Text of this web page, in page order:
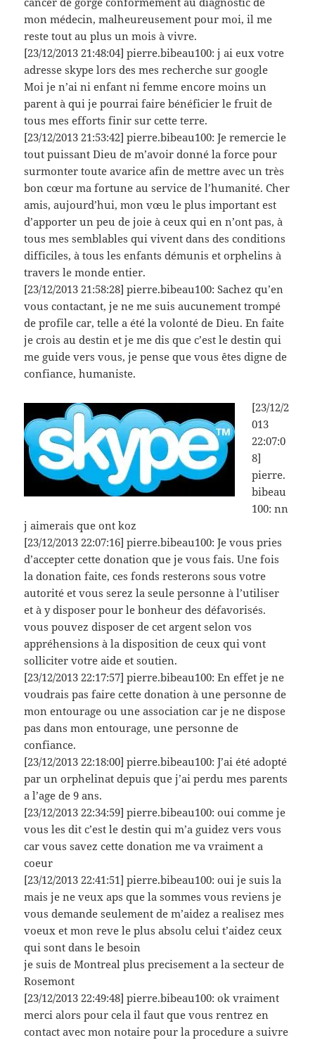
mon médecin, malheureusement pour moi, il me
reste tout au plus un mois à vivre.
[23/12/2013 21:48:04] pierre.bibeau100: j ai eux votre
adresse skype lors des mes recherche sur google
Moi je n’ai ni enfant ni femme encore moins un
parent à qui je pourrai faire bénéficier le fruit de
tous mes efforts finir sur cette terre.
[23/12/2013 21:53:42] pierre.bibeau100: Je remercie le
tout puissant Dieu de m’avoir donné la force pour
surmonter toute avarice afin de mettre avec un très
bon cœur ma fortune au service de l’humanité. Cher
amis, aujourd’hui, mon vœu le plus important est
d’apporter un peu de joie à ceux qui en n’ont pas, à
tous mes semblables qui vivent dans des conditions
difficiles, à tous les enfants démunis et orphelins à
travers le monde entier.
[23/12/2013 21:58:28] pierre.bibeau100: Sachez qu’en
vous contactant, je ne me suis aucunement trompé
de profile car, telle a été la volonté de Dieu. En faite
je crois au destin et je me dis que c’est le destin qui
me guide vers vous, je pense que vous êtes digne de
confiance, humaniste.
[23/12/2
013
22:07:0
8]
pierre.
bibeau
100: nn
j aimerais que ont koz
[23/12/2013 22:07:16] pierre.bibeau100: Je vous pries
d’accepter cette donation que je vous fais. Une fois
la donation faite, ces fonds resterons sous votre
autorité et vous serez la seule personne à l’utiliser
et à y disposer pour le bonheur des défavorisés.
vous pouvez disposer de cet argent selon vos
appréhensions à la disposition de ceux qui vont
solliciter votre aide et soutien.
[23/12/2013 22:17:57] pierre.bibeau100: En effet je ne
voudrais pas faire cette donation à une personne de
mon entourage ou une association car je ne dispose
pas dans mon entourage, une personne de
confiance.
[23/12/2013 22:18:00] pierre.bibeau100: J’ai été adopté
par un orphelinat depuis que j’ai perdu mes parents
a l’age de 9 ans.
[23/12/2013 22:34:59] pierre.bibeau100: oui comme je
vous les dit c’est le destin qui m’a guidez vers vous
car vous savez cette donation me va vraiment a
coeur
[23/12/2013 22:41:51] pierre.bibeau100: oui je suis la
mais je ne veux aps que la sommes vous reviens je
vous demande seulement de m’aidez a realisez mes
voeux et mon reve le plus absolu celui t’aidez ceux
qui sont dans le besoin
je suis de Montreal plus precisement a la secteur de
Rosemont
[23/12/2013 22:49:48] pierre.bibeau100: ok vraiment
merci alors pour cela il faut que vous rentrez en
contact avec mon notaire pour la procedure a suivre